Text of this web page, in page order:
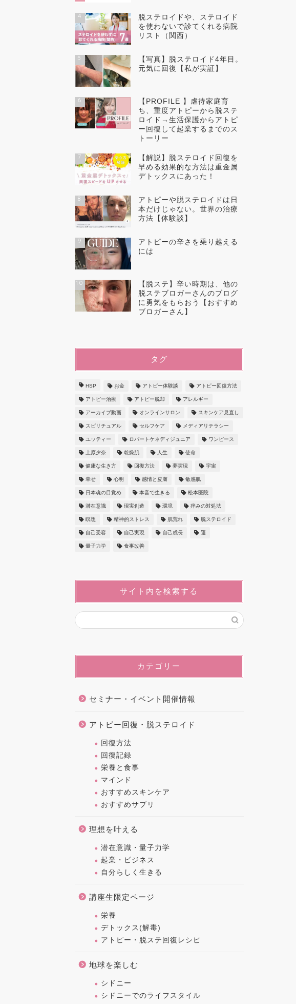
4
脱ステロイドや、ステロイド
を使わないで診てくれる病院
リスト（関西）
5
【写真】脱ステロイド4年目。
元気に回復【私が実証】
6
【PROFILE 】虐待家庭育
ち、重度アトピーから脱ステ
ロイド→生活保護からアトピ
ー回復して起業するまでのス
トーリー
7
【解説】脱ステロイド回復を
早める効果的な方法は重金属
デトックスにあった！
8
アトピーや脱ステロイドは日
本だけじゃない。世界の治療
方法【体験談】
9
アトピーの辛さを乗り越える
には
10
【脱ステ】辛い時期は、他の
脱ステブロガーさんのブログ
に勇気をもらおう【おすすめ
ブロガーさん】
タグ
HSP お金 アトピー体験談 アトピー回復方法
アトピー治療 アトピー脱却 アレルギー
アーカイブ動画 オンラインサロン スキンケア見直し
スピリチュアル セルフケア メディアリテラシー
ユッティー ロバートケネディジュニア ワンピース
上原夕奈 乾燥肌 人生 使命
健康な生き方 回復方法 夢実現 宇宙
幸せ 心明 感情と皮膚 敏感肌
日本魂の目覚め 本音で生きる 松本医院
潜在意識 現実創造 環境 痒みの対処法
瞑想 精神的ストレス 肌荒れ 脱ステロイド
自己受容 自己実現 自己成長 運
量子力学 食事改善
サイト内を検索する
カテゴリー
セミナー・イベント開催情報
アトピー回復・脱ステロイド
回復方法
回復記録
栄養と食事
マインド
おすすめスキンケア
おすすめサプリ
理想を叶える
潜在意識・量子力学
起業・ビジネス
自分らしく生きる
講座生限定ページ
栄養
デトックス(解毒)
アトピー・脱ステ回復レシピ
地球を楽しむ
シドニー
シドニーでのライフスタイル